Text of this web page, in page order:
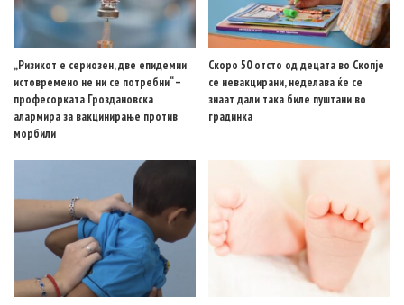
„Ризикот е сериозен, две епидемии
истовремено не ни се потребни“ –
професорката Гроздановска
алармира за вакцинирање против
морбили
Скоро 50 отсто од децата во Скопје
се невакцирани, неделава ќе се
знаат дали така биле пуштани во
градинка